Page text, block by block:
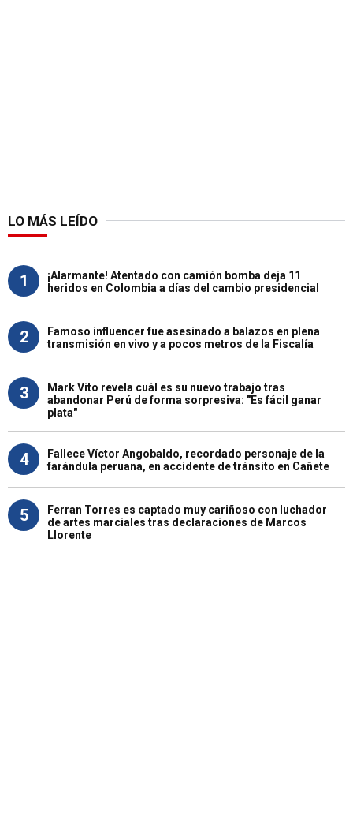
LO MÁS LEÍDO
1
¡Alarmante! Atentado con camión bomba deja 11
heridos en Colombia a días del cambio presidencial
2
Famoso influencer fue asesinado a balazos en plena
transmisión en vivo y a pocos metros de la Fiscalía
3
Mark Vito revela cuál es su nuevo trabajo tras
abandonar Perú de forma sorpresiva: "Es fácil ganar
plata"
4
Fallece Víctor Angobaldo, recordado personaje de la
farándula peruana, en accidente de tránsito en Cañete
5
Ferran Torres es captado muy cariñoso con luchador
de artes marciales tras declaraciones de Marcos
Llorente